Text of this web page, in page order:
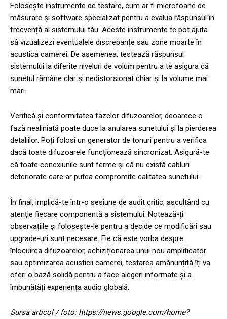
Folosește instrumente de testare, cum ar fi microfoane de
măsurare și software specializat pentru a evalua răspunsul în
frecvență al sistemului tău. Aceste instrumente te pot ajuta
să vizualizezi eventualele discrepanțe sau zone moarte în
acustica camerei. De asemenea, testează răspunsul
sistemului la diferite niveluri de volum pentru a te asigura că
sunetul rămâne clar și nedistorsionat chiar și la volume mai
mari.
Verifică și conformitatea fazelor difuzoarelor, deoarece o
fază nealiniată poate duce la anularea sunetului și la pierderea
detaliilor. Poți folosi un generator de tonuri pentru a verifica
dacă toate difuzoarele funcționează sincronizat. Asigură-te
că toate conexiunile sunt ferme și că nu există cabluri
deteriorate care ar putea compromite calitatea sunetului.
În final, implică-te într-o sesiune de audit critic, ascultând cu
atenție fiecare componentă a sistemului. Notează-ți
observațiile și folosește-le pentru a decide ce modificări sau
upgrade-uri sunt necesare. Fie că este vorba despre
înlocuirea difuzoarelor, achiziționarea unui nou amplificator
sau optimizarea acusticii camerei, testarea amănunțită îți va
oferi o bază solidă pentru a face alegeri informate și a
îmbunătăți experiența audio globală.
Sursa articol / foto: https://news.google.com/home?